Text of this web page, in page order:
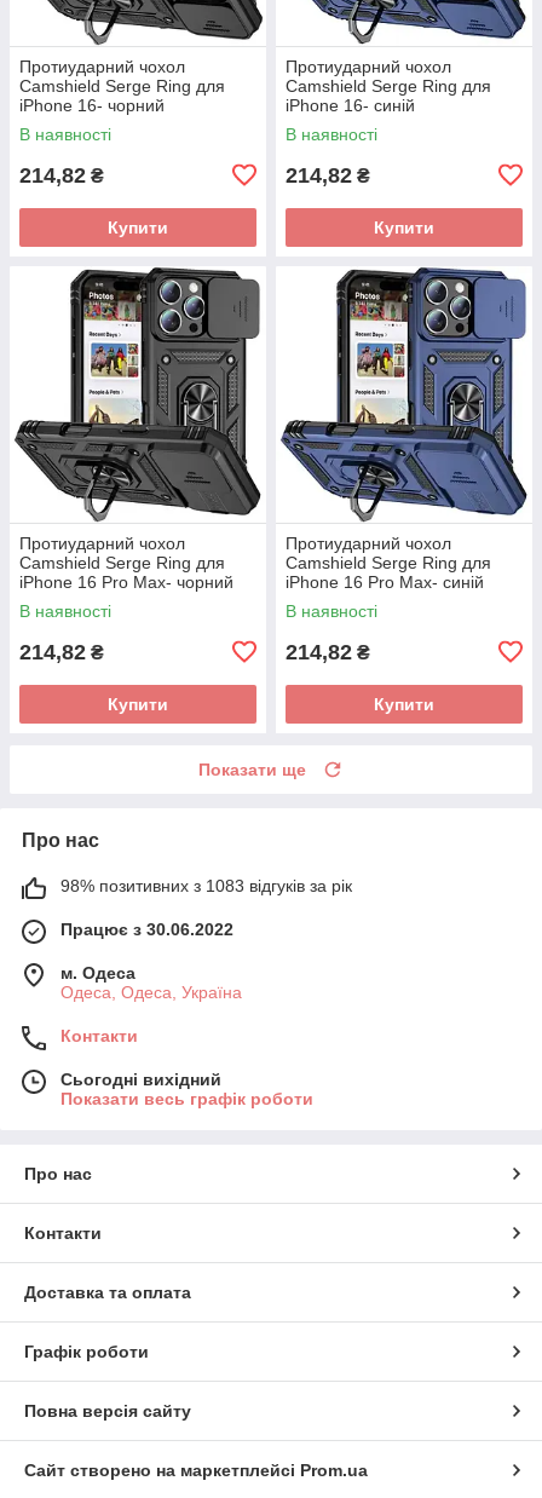
Протиударний чохол
Camshield Serge Ring для
iPhone 16- чорний
В наявності
214,82 ₴
Купити
Протиударний чохол
Camshield Serge Ring для
iPhone 16- синій
В наявності
214,82 ₴
Купити
Протиударний чохол
Camshield Serge Ring для
iPhone 16 Pro Max- чорний
В наявності
214,82 ₴
Купити
Протиударний чохол
Camshield Serge Ring для
iPhone 16 Pro Max- синій
В наявності
214,82 ₴
Купити
Показати ще
Про нас
98% позитивних з 1083 відгуків за рік
Працює з 30.06.2022
м. Одеса
Одеса, Одеса, Україна
Контакти
Сьогодні вихідний
Показати весь графік роботи
Про нас
Контакти
Доставка та оплата
Графік роботи
Повна версія сайту
Сайт створено на маркетплейсі Prom.ua